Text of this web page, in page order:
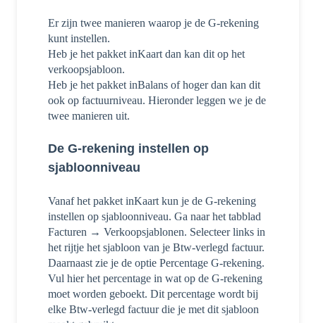
Er zijn twee manieren waarop je de G-rekening
kunt instellen.
Heb je het pakket inKaart dan kan dit op het
verkoopsjabloon.
Heb je het pakket inBalans of hoger dan kan dit
ook op factuurniveau. Hieronder leggen we je de
twee manieren uit.
De G-rekening instellen op
sjabloonniveau
Vanaf het pakket inKaart kun je de G-rekening
instellen op sjabloonniveau. Ga naar het tabblad
Facturen → Verkoopsjablonen. Selecteer links in
het rijtje het sjabloon van je Btw-verlegd factuur.
Daarnaast zie je de optie Percentage G-rekening.
Vul hier het percentage in wat op de G-rekening
moet worden geboekt. Dit percentage wordt bij
elke Btw-verlegd factuur die je met dit sjabloon